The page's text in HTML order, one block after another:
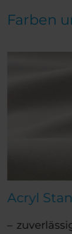
Farben
Acryl